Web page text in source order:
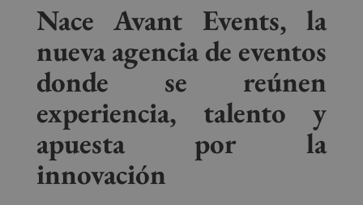
Nace Avant Events, la
nueva agencia de eventos
donde se reúnen
experiencia, talento y
apuesta por la
innovación